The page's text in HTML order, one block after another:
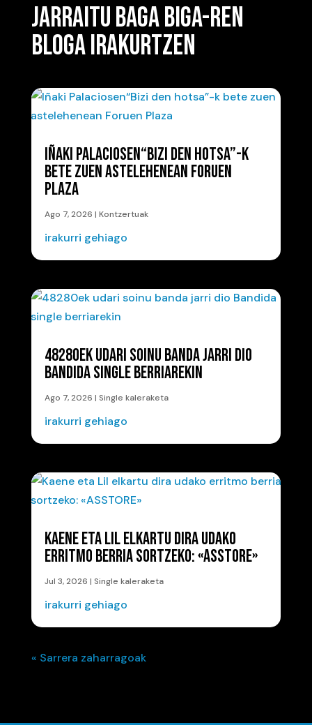
JARRAITU BAGA BIGA-REN
BLOGA IRAKURTZEN
IÑAKI PALACIOSEN“BIZI DEN HOTSA”-K
BETE ZUEN ASTELEHENEAN FORUEN
PLAZA
Ago 7, 2026 | Kontzertuak
irakurri gehiago
48280EK UDARI SOINU BANDA JARRI DIO
BANDIDA SINGLE BERRIAREKIN
Ago 7, 2026 | Single kaleraketa
irakurri gehiago
KAENE ETA LIL ELKARTU DIRA UDAKO
ERRITMO BERRIA SORTZEKO: «ASSTORE»
Jul 3, 2026 | Single kaleraketa
irakurri gehiago
« Sarrera zaharragoak